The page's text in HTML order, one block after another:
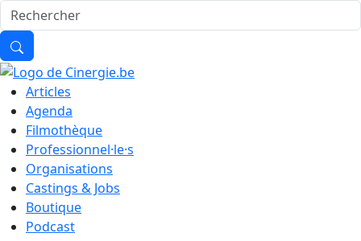
Articles
Agenda
Filmothèque
Professionnel·le·s
Organisations
Castings & Jobs
Boutique
Podcast